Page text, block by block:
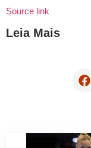
Source link
Leia Mais